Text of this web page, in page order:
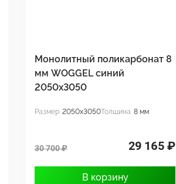
Монолитный поликарбонат 8
мм WOGGEL синий
2050х3050
Размер 2050x3050Толщина 8 мм
30 700 ₽ 29 165 ₽
В корзину